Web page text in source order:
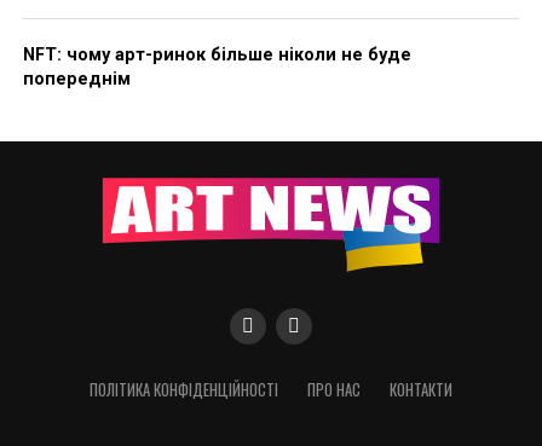
NFT: чому арт-ринок більше ніколи не буде
попереднім
ПОЛІТИКА КОНФІДЕНЦІЙНОСТІ ПРО НАС КОНТАКТИ